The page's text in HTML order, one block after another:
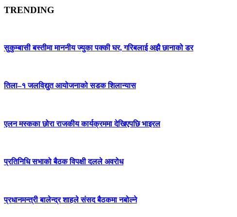
TRENDING
सुकुम्बासी बस्तीमा माननीय ज्युका पक्की घर, गरिबलाई अझै छानाको डर
तिला–१ जलविद्युत आयोजनाको सडक शिलान्यास
एलन मस्कका छोरा राजकीय कार्यक्रममा देखिएपछि भाइरल
प्रतिनिधि सभाको बैठक विपक्षी दलले अवरोध
प्रधानमन्त्री बालेन्द्र शाहले संसद बैठकमा नबोल्ने